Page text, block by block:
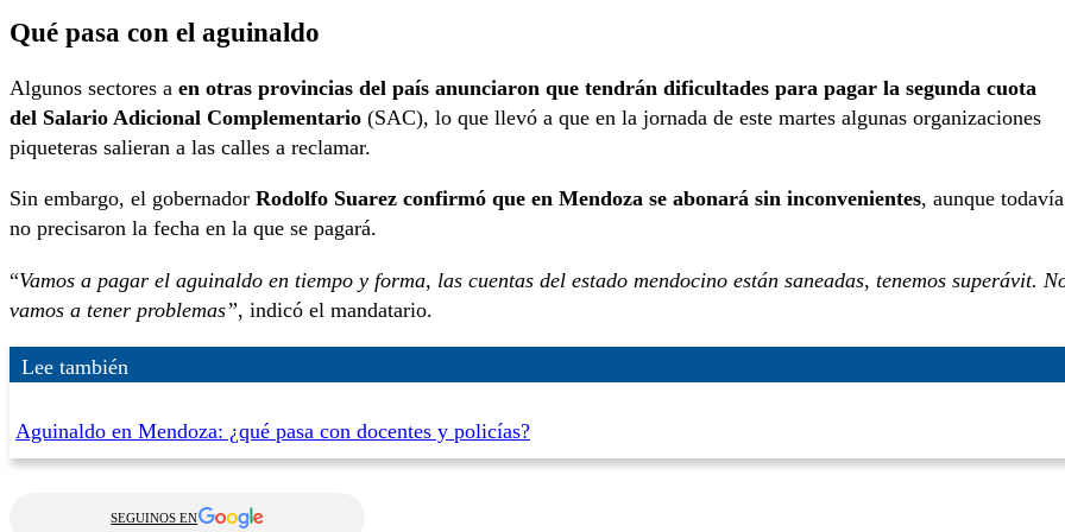
Qué pasa con el aguinaldo
Algunos sectores a en otras provincias del país anunciaron que tendrán dificultades para pagar la segunda cuota
del Salario Adicional Complementario (SAC), lo que llevó a que en la jornada de este martes algunas organizaciones
piqueteras salieran a las calles a reclamar.
Sin embargo, el gobernador Rodolfo Suarez confirmó que en Mendoza se abonará sin inconvenientes, aunque todavía
no precisaron la fecha en la que se pagará.
“Vamos a pagar el aguinaldo en tiempo y forma, las cuentas del estado mendocino están saneadas, tenemos superávit.
vamos a tener problemas”, indicó el mandatario.
Lee también
Aguinaldo en Mendoza: ¿qué pasa con docentes y policías?
SEGUINOS EN